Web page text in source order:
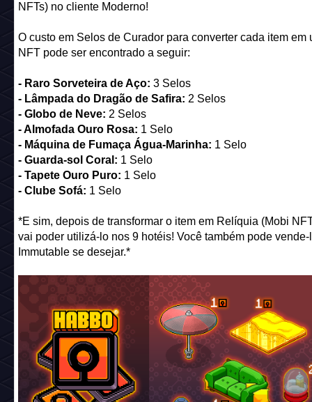
NFTs) no cliente Moderno!
O custo em Selos de Curador para converter cada item em
NFT pode ser encontrado a seguir:
- Raro Sorveteira de Aço: 3 Selos
- Lâmpada do Dragão de Safira: 2 Selos
- Globo de Neve: 2 Selos
- Almofada Ouro Rosa: 1 Selo
- Máquina de Fumaça Água-Marinha: 1 Selo
- Guarda-sol Coral: 1 Selo
- Tapete Ouro Puro: 1 Selo
- Clube Sofá: 1 Selo
*E sim, depois de transformar o item em Relíquia (Mobi
vai poder utilizá-lo nos 9 hotéis! Você também pode vende-
Immutable se desejar.*